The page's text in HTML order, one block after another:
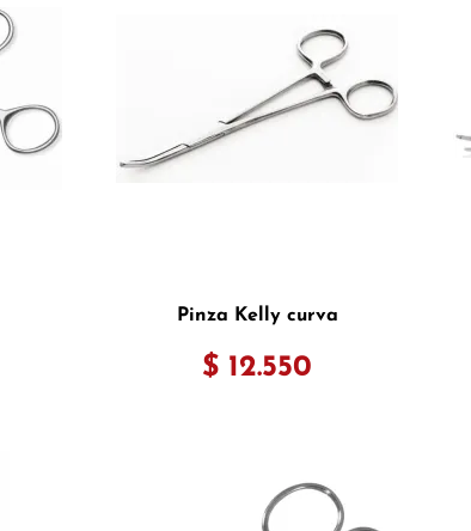
Pinza Kelly curva
$ 12.550